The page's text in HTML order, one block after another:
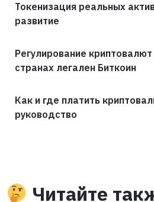
Токенизация реальных
развитие
Регулирование
странах легален Биткоин
Как и где платить
руководство
Читайте